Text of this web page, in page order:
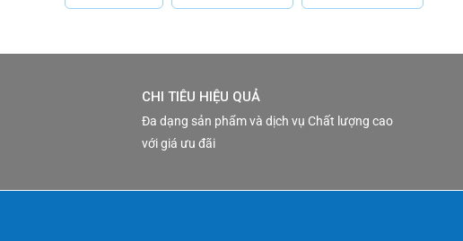
CHI TIÊU HIỆU QUẢ
Đa dạng sản phẩm và dịch vụ Chất lượng cao
với giá ưu đãi